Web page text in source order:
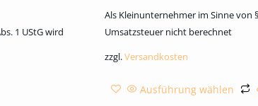
1 UStG wird
Als Kleinunternehmer im Sinne von
Umsatzsteuer nicht berechnet
zzgl.Versandkosten
Ausführung wählen